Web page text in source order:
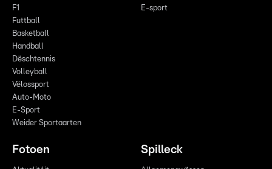
F1
Futtball
Basketball
Handball
Dëschtennis
Volleyball
Vëlossport
Auto-Moto
E-Sport
Weider Sportaarten
E-sport
Fotoen Spilleck